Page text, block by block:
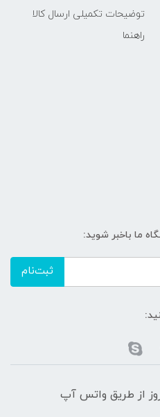
توضیحات تکمیلی ارسال کالا
راهنما
ما باخبر شوید:
ثبت‌نام
شبانه‌ روز از طریق واتس آپ